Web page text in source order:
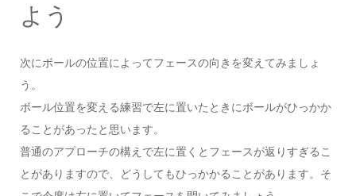
よう
次にボールの位置によってフェースの向きを変えてみましょ
う。
ボール位置を変える練習で左に置いたときにボールがひっかか
ることがあったと思います。
普通のアプローチの構えで左に置くとフェースが返りすぎるこ
とがありますので、どうしてもひっかかることがあります。そ